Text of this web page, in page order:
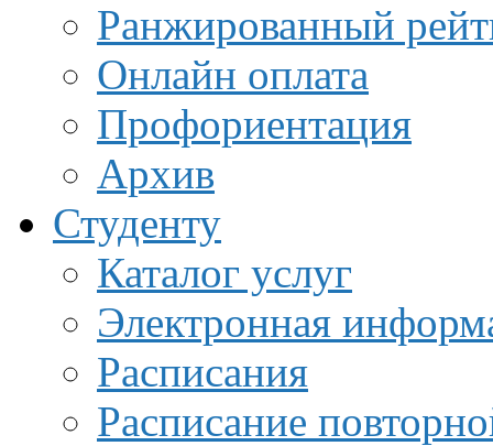
Ранжированный
Онлайн оплата
Профориентация
Архив
Студенту
Каталог услуг
Электронная
Расписания
Расписание